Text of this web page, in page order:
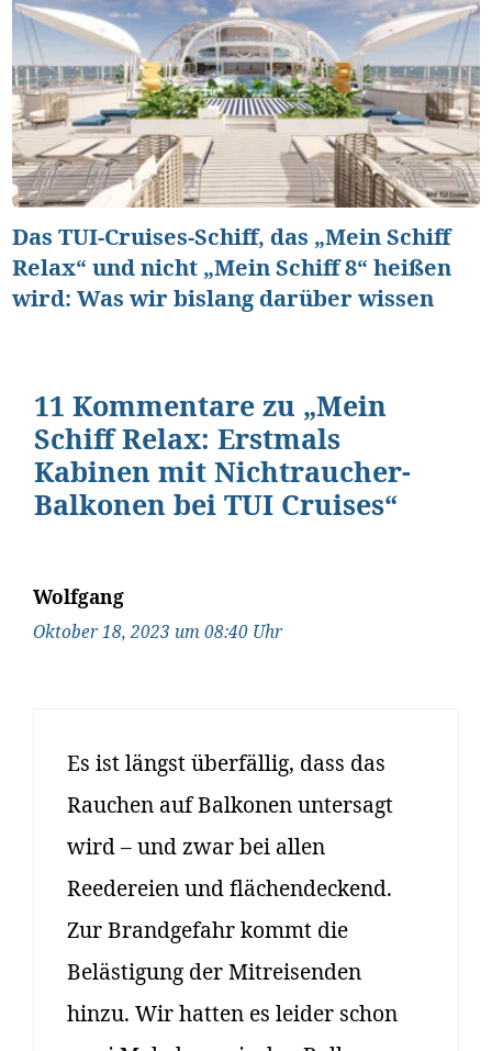
Das TUI-Cruises-Schiff, das „Mein Schiff
Relax“ und nicht „Mein Schiff 8“ heißen
wird: Was wir bislang darüber wissen
11 Kommentare zu „Mein
Schiff Relax: Erstmals
Kabinen mit Nichtraucher-
Balkonen bei TUI Cruises“
Wolfgang
Oktober 18, 2023 um 08:40 Uhr
Es ist längst überfällig, dass das
Rauchen auf Balkonen untersagt
wird – und zwar bei allen
Reedereien und flächendeckend.
Zur Brandgefahr kommt die
Belästigung der Mitreisenden
hinzu. Wir hatten es leider schon